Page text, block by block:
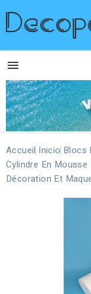

Accueil Inicio Blocs
Cylindre En
Décoration Et